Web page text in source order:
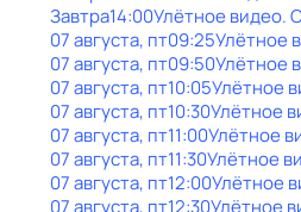
Завтра14:00Улётное видео.
07 августа, пт09:25Улётное
07 августа, пт09:50Улётное
07 августа, пт10:05Улётное
07 августа, пт10:30Улётное
07 августа, пт11:00Улётное
07 августа, пт11:30Улётное
07 августа, пт12:00Улётное
07 августа, пт12:30Улётное